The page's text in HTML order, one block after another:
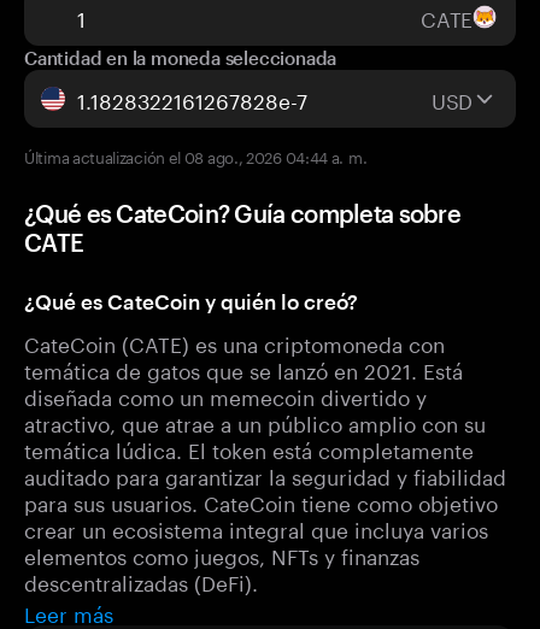
CATE
Cantidad en la moneda seleccionada
USD
Última actualización el 08 ago., 2026 04:44 a. m.
¿Qué es CateCoin? Guía completa sobre
CATE
¿Qué es CateCoin y quién lo creó?
CateCoin (CATE) es una criptomoneda con
temática de gatos que se lanzó en 2021. Está
diseñada como un memecoin divertido y
atractivo, que atrae a un público amplio con su
temática lúdica. El token está completamente
auditado para garantizar la seguridad y fiabilidad
para sus usuarios. CateCoin tiene como objetivo
crear un ecosistema integral que incluya varios
elementos como juegos, NFTs y finanzas
descentralizadas (DeFi).
Leer más